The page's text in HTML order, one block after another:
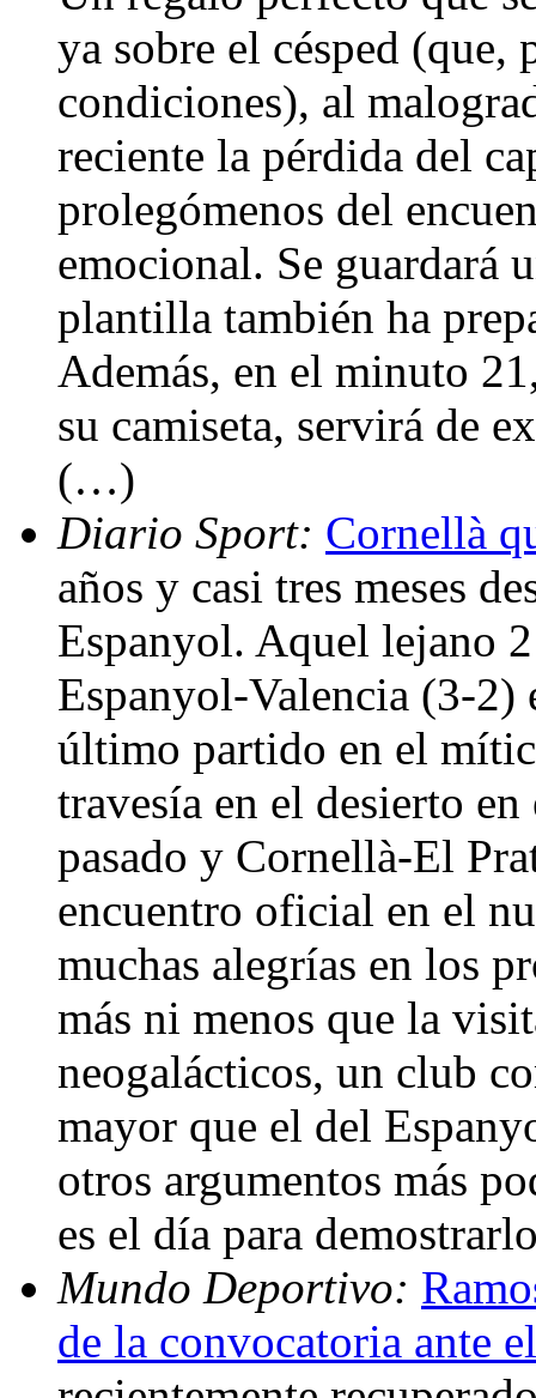
ya sobre el césped (que,
condiciones), al
reciente la pérdida del
prolegómenos del
emocional. Se guardará
plantilla también ha
Además, en el minuto
su camiseta, servirá de
(…)
Diario Sport: Cornellà
años y casi tres meses
Espanyol. Aquel lejano
Espanyol-Valencia (3-2)
último partido en el
travesía en el desierto
pasado y Cornellà-El
encuentro oficial en el
muchas alegrías en los
más ni menos que la
neogalácticos, un club
mayor que el del
otros argumentos más
es el día para
Mundo Deportivo:
de la convocatoria ante